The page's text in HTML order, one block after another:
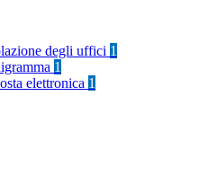
degli uffici 1
1
elettronica 1